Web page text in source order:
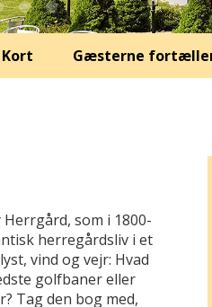
Kort Gæsterne
som i 1800-
herregårdsliv i et
vind og vejr: Hvad
golfbaner eller
Tag den bog med,